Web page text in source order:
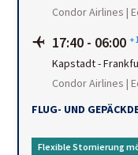
Condor Airlines |
17:40 - 06:00 +1
Kapstadt-
Condor Airlines |
FLUG- UND
Flexible Stornierung